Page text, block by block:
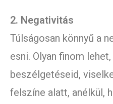
2. Negativitás
Túlságosan könnyű a
esni. Olyan finom
beszélgetéseid,
felszíne alatt, anélkül,